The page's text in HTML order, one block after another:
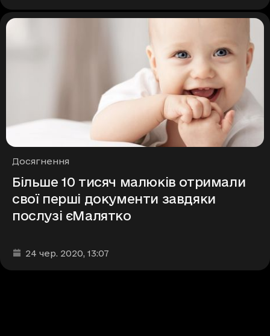
Рубрики
Досягнення
Більше 10 тисяч малюків отримали
свої перші документи завдяки
послузі єМалятко
Дата та час публікації
24 чер. 2020, 13:07